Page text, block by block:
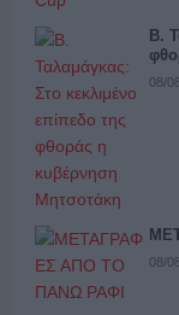
Β.
08/
08/